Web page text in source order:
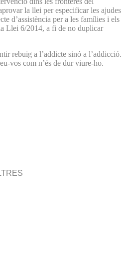
la llei per especificar les ajudes
d’assistència per a les famílies i els
Llei 6/2014, a fi de no duplicar
rebuig a l’addicte sinó a l’addicció.
vos com n’és de dur viure-ho.